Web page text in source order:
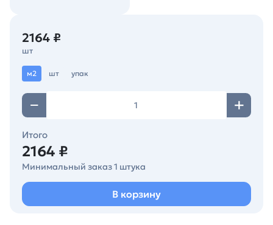
2164 ₽
шт
м2 шт упак
Итого
2164 ₽
Минимальный заказ 1 штука
В корзину